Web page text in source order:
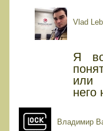
Vlad
Я
или
него
Владимир